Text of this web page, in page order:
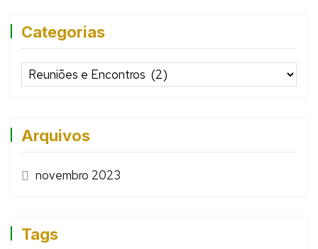
Categorias
Arquivos
novembro 2023
Tags